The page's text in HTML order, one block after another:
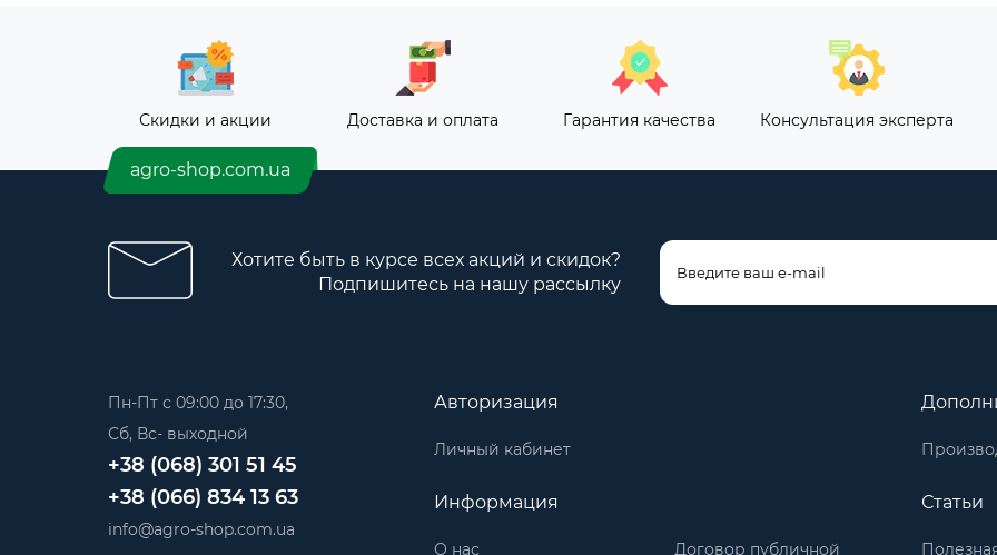
Скидки и акции Доставка и оплата Гарантия качества Консультация эксперта
agro-shop.com.ua
Хотите быть в курсе всех акций и скидок?
Подпишитесь на нашу рассылку
Пн-Пт с 09:00 до 17:30,
Сб, Вс- выходной
+38 (068) 301 51 45
+38 (066) 834 13 63
info@agro-shop.com.ua
Авторизация
Личный кабинет
Информация
О нас Договор публичной
Статьи